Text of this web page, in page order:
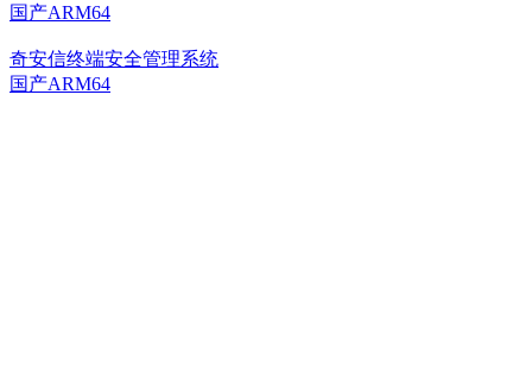
国产ARM64
奇安信终端安全管理系统
国产ARM64